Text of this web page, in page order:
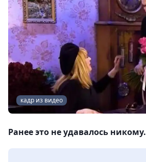
кадр из видео
Ранее это не удавалось никому.